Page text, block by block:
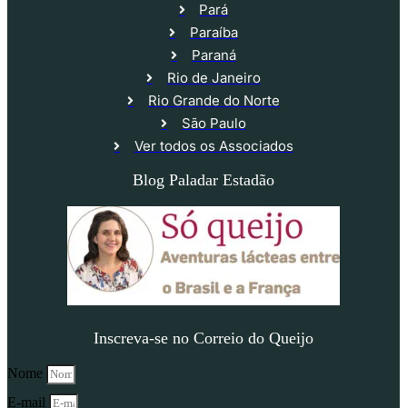
Pará
Paraíba
Paraná
Rio de Janeiro
Rio Grande do Norte
São Paulo
Ver todos os Associados
Blog Paladar Estadão
Inscreva-se no Correio do Queijo
Nome
E-mail